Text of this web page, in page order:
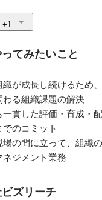
+1
てみたいこと
織が成長し続けるため
わる組織課題の解決
一貫した評価・育成・
のコミット
場の間に立って、組織
ネジメント業務
ズリーチ